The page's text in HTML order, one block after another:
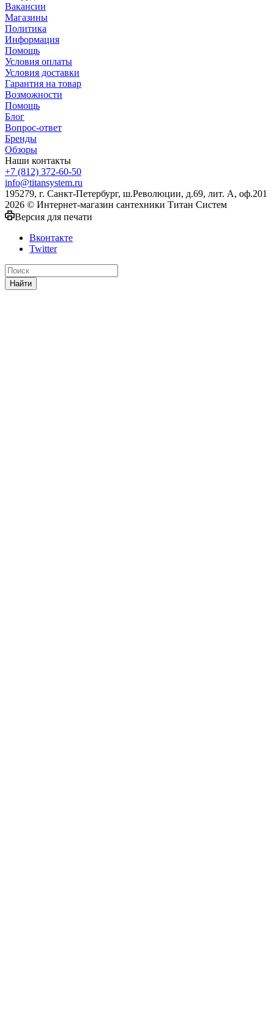
Вакансии
Магазины
Политика
Информация
Помощь
Условия оплаты
Условия доставки
Гарантия на товар
Возможности
Помощь
Блог
Вопрос-ответ
Бренды
Обзоры
Наши контакты
+7 (812) 372-60-50
info@titansystem.ru
195279, г. Санкт-Петербург, ш.Революции, д.69, лит. А, оф.201
2026 © Интернет-магазин сантехники Титан Систем
Версия для печати
Вконтакте
Twitter
Найти